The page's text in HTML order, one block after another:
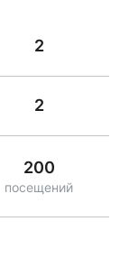
2
2
200
посещений